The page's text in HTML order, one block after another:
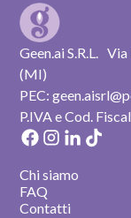
Geen.ai S.R.L.
(MI)
PEC:
P.IVA e Cod.
Chi siamo
FAQ
Contatti